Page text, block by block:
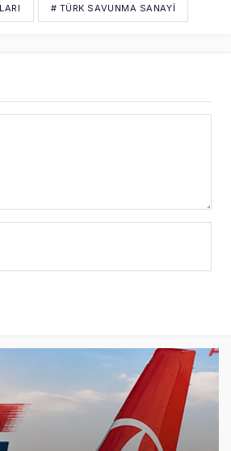
# TÜRK SAVUNMA SANAYI